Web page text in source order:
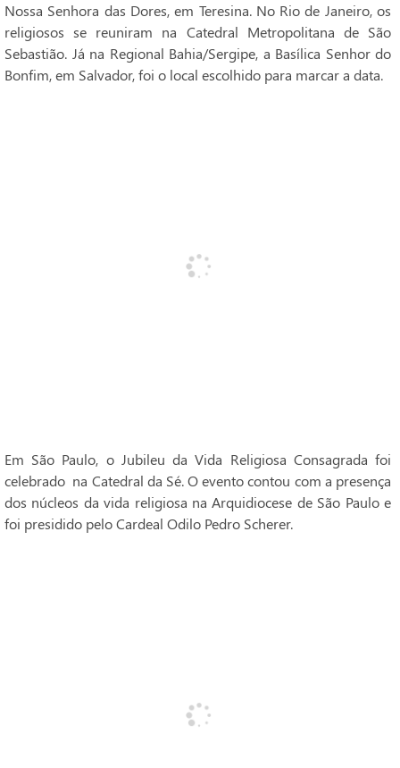
Nossa Senhora das Dores, em Teresina. No Rio de Janeiro, os
religiosos se reuniram na Catedral Metropolitana de São
Sebastião. Já na Regional Bahia/Sergipe, a Basílica Senhor do
Bonfim, em Salvador, foi o local escolhido para marcar a data.
Em São Paulo, o Jubileu da Vida Religiosa Consagrada foi
celebrado na Catedral da Sé. O evento contou com a presença
dos núcleos da vida religiosa na Arquidiocese de São Paulo e
foi presidido pelo Cardeal Odilo Pedro Scherer.